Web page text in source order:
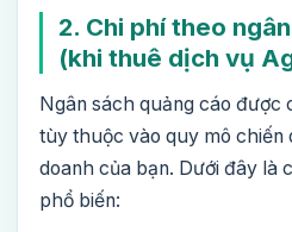
2. Chi phí theo
(khi thuê dịch vụ
Ngân sách quảng cáo được
tùy thuộc vào quy mô chiến
doanh của bạn. Dưới đây là
phổ biến: